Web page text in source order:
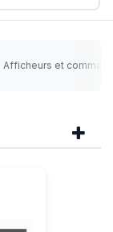
Afficheurs et